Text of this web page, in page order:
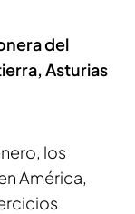
del
Asturias
los
América,